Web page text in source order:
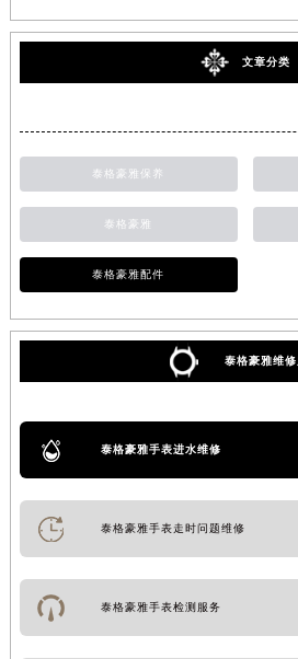
文章分类
泰格豪雅保养
泰格豪雅
泰格豪雅配件
泰格豪雅维修
泰格豪雅手表进水维修
泰格豪雅手表走时问题维修
泰格豪雅手表检测服务